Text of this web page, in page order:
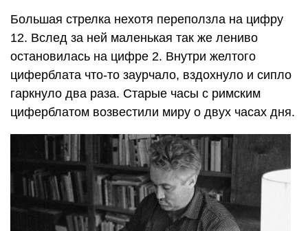
Большая стрелка нехотя переползла на цифру
12. Вслед за ней маленькая так же лениво
остановилась на цифре 2. Внутри желтого
циферблата что-то заурчало, вздохнуло и сипло
гаркнуло два раза. Старые часы с римским
циферблатом возвестили миру о двух часах дня.